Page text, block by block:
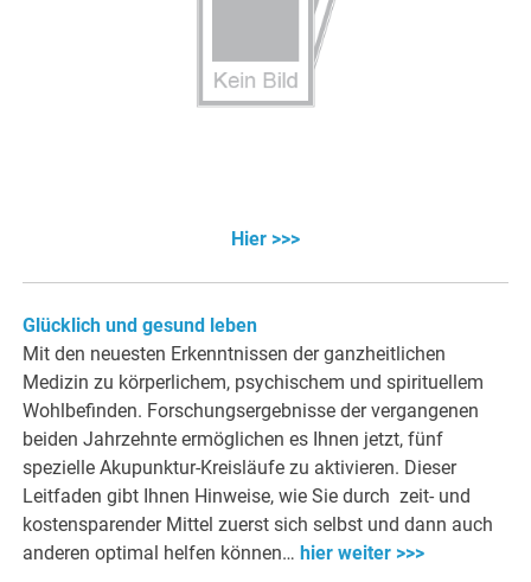
Hier >>>
Glücklich und gesund leben
Mit den neuesten Erkenntnissen der ganzheitlichen
Medizin zu körperlichem, psychischem und spirituellem
Wohlbefinden. Forschungsergebnisse der vergangenen
beiden Jahrzehnte ermöglichen es Ihnen jetzt, fünf
spezielle Akupunktur-Kreisläufe zu aktivieren. Dieser
Leitfaden gibt Ihnen Hinweise, wie Sie durch zeit- und
kostensparender Mittel zuerst sich selbst und dann auch
anderen optimal helfen können… hier weiter >>>